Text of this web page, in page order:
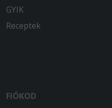
GYIK
Receptek
FIÓKOD